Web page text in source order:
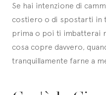
Se hai intenzione di
costiero o di spostarti in
prima o poi ti imbatterai
cosa copre davvero,
tranquillamente farne a